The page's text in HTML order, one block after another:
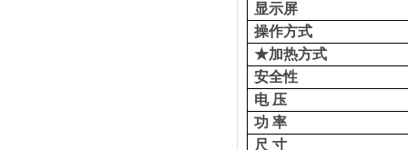
显示屏
操作方式
★加热方式
安全性
电 压
功 率
尺 寸